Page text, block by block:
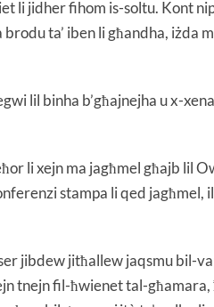
li jidher fihom is-soltu. Kont
ta’ iben li għandha, iżda
lil binha b’għajnejha u x-
li xejn ma jagħmel għajb lil
stampa li qed
jibdew jitħallew jaqsmu bil-
tnejn fil-ħwienet tal-